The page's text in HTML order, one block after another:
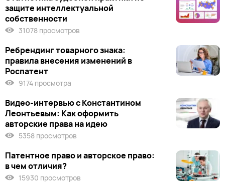
защите интеллектуальной
собственности
31078 просмотров
Ребрендинг товарного знака:
правила внесения изменений в
Роспатент
9174 просмотра
Видео-интервью с Константином
Леонтьевым: Как оформить
авторские права на идею
5358 просмотров
Патентное право и авторское право:
в чем отличия?
15930 просмотров